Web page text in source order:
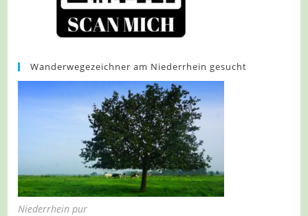
Wanderwegezeichner am Niederrhein gesucht
Niederrhein pur